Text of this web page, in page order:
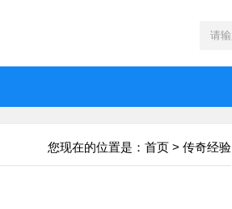
您现在的位置是： 首页 > 传奇经验